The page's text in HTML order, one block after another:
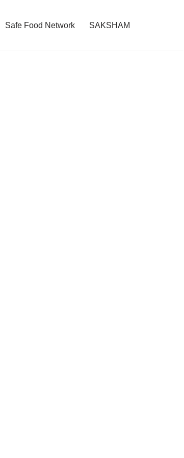
Safe Food Network SAKSHAM